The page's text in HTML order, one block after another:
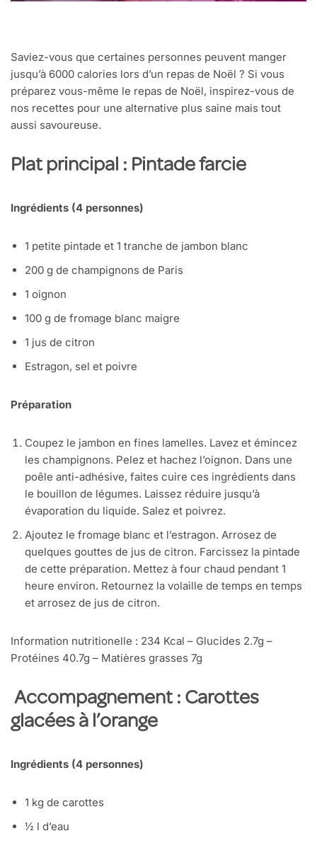
Saviez-vous que certaines personnes peuvent manger
jusqu’à 6000 calories lors d’un repas de Noël ? Si vous
préparez vous-même le repas de Noël, inspirez-vous de
nos recettes pour une alternative plus saine mais tout
aussi savoureuse.
Plat principal : Pintade farcie
Ingrédients (4 personnes)
1 petite pintade et 1 tranche de jambon blanc
200 g de champignons de Paris
1 oignon
100 g de fromage blanc maigre
1 jus de citron
Estragon, sel et poivre
Préparation
Coupez le jambon en fines lamelles. Lavez et émincez
les champignons. Pelez et hachez l’oignon. Dans une
poêle anti-adhésive, faites cuire ces ingrédients dans
le bouillon de légumes. Laissez réduire jusqu’à
évaporation du liquide. Salez et poivrez.
Ajoutez le fromage blanc et l’estragon. Arrosez de
quelques gouttes de jus de citron. Farcissez la pintade
de cette préparation. Mettez à four chaud pendant 1
heure environ. Retournez la volaille de temps en temps
et arrosez de jus de citron.
Information nutritionelle : 234 Kcal – Glucides 2.7g –
Protéines 40.7g – Matières grasses 7g
Accompagnement : Carottes
glacées à l’orange
Ingrédients (4 personnes)
1 kg de carottes
½ l d’eau